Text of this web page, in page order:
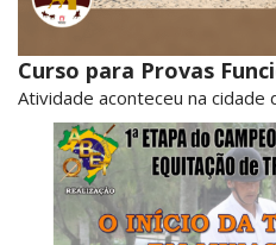
Curso para Provas
Atividade aconteceu na cidade